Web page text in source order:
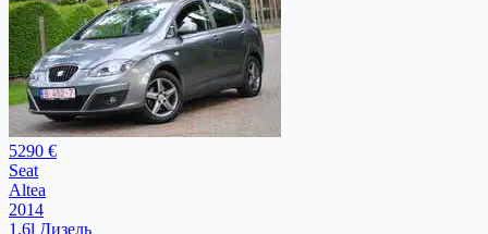
5290 €
Seat
Altea
2014
1.6l Дизель